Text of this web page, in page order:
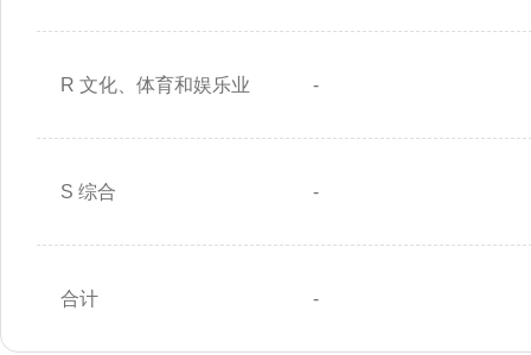
R 文化、体育和娱乐业 -
S 综合 -
合计 -